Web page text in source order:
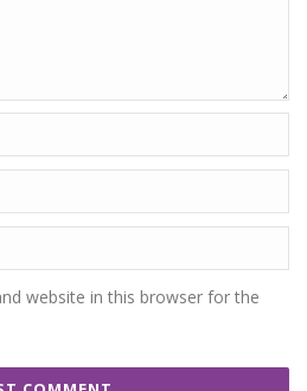
website in this browser for the